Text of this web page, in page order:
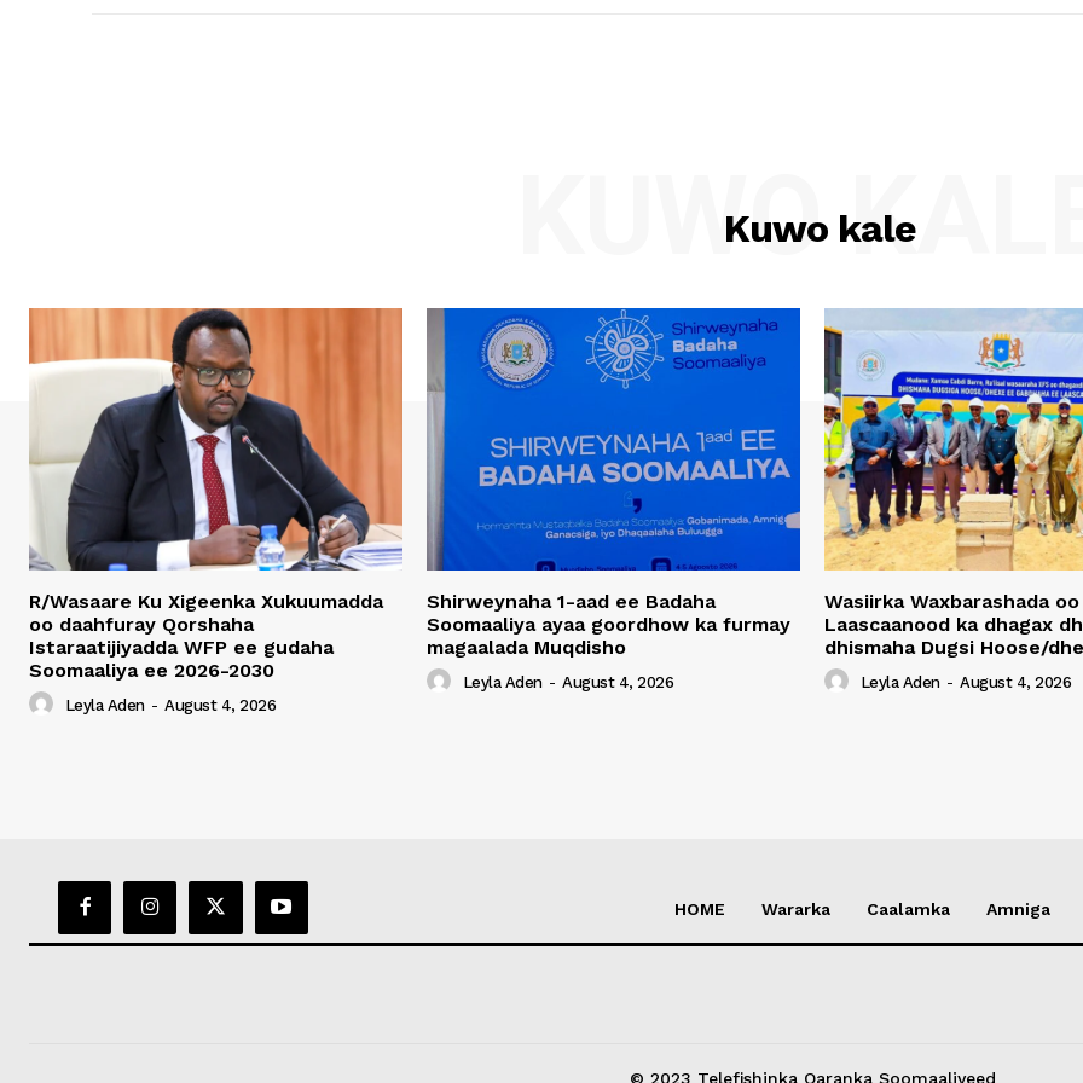
Kuwo kale
KUWO
R/Wasaare Ku Xigeenka Xukuumadda
oo daahfuray Qorshaha
Istaraatijiyadda WFP ee gudaha
Soomaaliya ee 2026-2030
Leyla Aden - August 4, 2026
Shirweynaha 1-aad ee Badaha
Soomaaliya ayaa goordhow ka furmay
magaalada Muqdisho
Leyla Aden - August 4, 2026
Wasiirka Waxbarashada
Laascaanood ka dhagax
dhismaha Dugsi Hoose/
Leyla Aden - August 4, 2026
HOME Wararka Caalamka Amniga
© 2023 Telefishinka Qaranka Soomaaliyeed